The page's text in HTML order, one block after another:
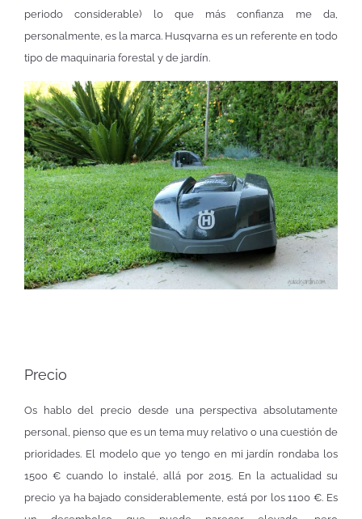
periodo considerable) lo que más confianza me da,
personalmente, es la marca. Husqvarna es un referente en todo
tipo de maquinaria forestal y de jardín.
Precio
Os hablo del precio desde una perspectiva absolutamente
personal, pienso que es un tema muy relativo o una cuestión de
prioridades. El modelo que yo tengo en mi jardín rondaba los
1500 € cuando lo instalé, allá por 2015. En la actualidad su
precio ya ha bajado considerablemente, está por los 1100 €. Es